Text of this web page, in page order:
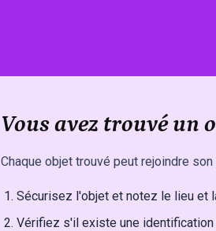
Vous avez trouvé un
Chaque objet trouvé peut rejoindre
Sécurisez l'objet et notez le lieu et
Vérifiez s'il existe une identification